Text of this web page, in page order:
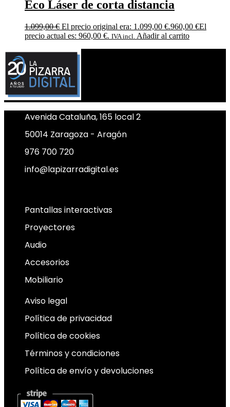
Eco Láser de corta distancia
1.099,00€ El precio original era: 1.099,00 €.960,00 €El
precio actual es: 960,00 €. IVA incl. Añadir al carrito
Avenida Cataluña, 165 local 2
50014 Zaragoza - Aragón
976 700 720
info@lapizarradigital.es
Pantallas interactivas
Proyectores
Audio
Accesorios
Mobiliario
Aviso legal
Política de privacidad
Política de cookies
Términos y condiciones
Política de envío y devoluciones